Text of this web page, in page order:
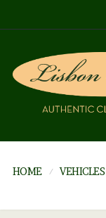
HOME VEHICLES